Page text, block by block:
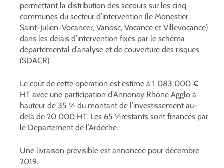
permettant la distribution des secours sur les cinq
communes du secteur d’intervention (le Monestier,
Saint-Julien-Vocancer, Vanosc, Vocance et Villevocance)
dans les délais d’intervention fixés par le schéma
départemental d’analyse et de couverture des risques
(SDACR).
Le coût de cette opération est estimé à 1 083 000 €
HT avec une participation d’Annonay Rhône Agglo à
hauteur de 35 % du montant de l’investissement au-
delà de 20 000 HT. Les 65 %restants sont financés par
le Département de l’Ardèche.
Une livraison prévisible est annoncée pour décembre
2019.